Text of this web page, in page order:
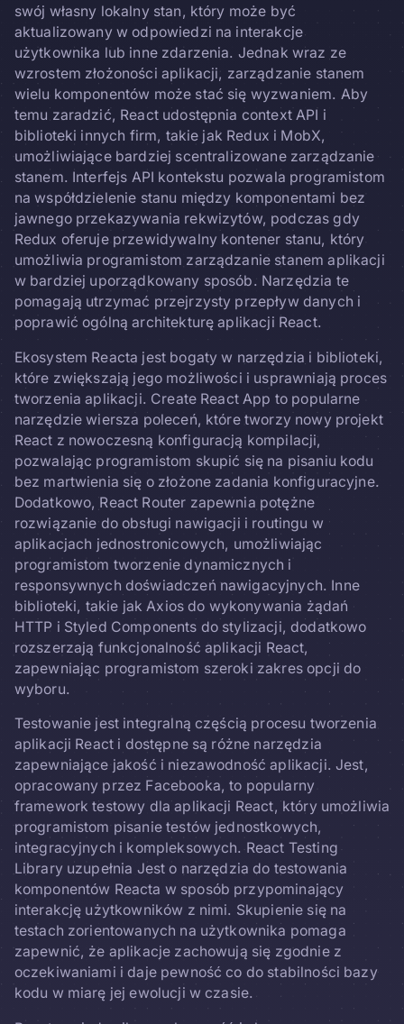
swój własny lokalny stan, który może być
aktualizowany w odpowiedzi na interakcje
użytkownika lub inne zdarzenia. Jednak wraz ze
wzrostem złożoności aplikacji, zarządzanie stanem
wielu komponentów może stać się wyzwaniem. Aby
temu zaradzić, React udostępnia context API i
biblioteki innych firm, takie jak Redux i MobX,
umożliwiające bardziej scentralizowane zarządzanie
stanem. Interfejs API kontekstu pozwala programistom
na współdzielenie stanu między komponentami bez
jawnego przekazywania rekwizytów, podczas gdy
Redux oferuje przewidywalny kontener stanu, który
umożliwia programistom zarządzanie stanem aplikacji
w bardziej uporządkowany sposób. Narzędzia te
pomagają utrzymać przejrzysty przepływ danych i
poprawić ogólną architekturę aplikacji React.
Ekosystem Reacta jest bogaty w narzędzia i biblioteki,
które zwiększają jego możliwości i usprawniają proces
tworzenia aplikacji. Create React App to popularne
narzędzie wiersza poleceń, które tworzy nowy projekt
React z nowoczesną konfiguracją kompilacji,
pozwalając programistom skupić się na pisaniu kodu
bez martwienia się o złożone zadania konfiguracyjne.
Dodatkowo, React Router zapewnia potężne
rozwiązanie do obsługi nawigacji i routingu w
aplikacjach jednostronicowych, umożliwiając
programistom tworzenie dynamicznych i
responsywnych doświadczeń nawigacyjnych. Inne
biblioteki, takie jak Axios do wykonywania żądań
HTTP i Styled Components do stylizacji, dodatkowo
rozszerzają funkcjonalność aplikacji React,
zapewniając programistom szeroki zakres opcji do
wyboru.
Testowanie jest integralną częścią procesu tworzenia
aplikacji React i dostępne są różne narzędzia
zapewniające jakość i niezawodność aplikacji. Jest,
opracowany przez Facebooka, to popularny
framework testowy dla aplikacji React, który umożliwia
programistom pisanie testów jednostkowych,
integracyjnych i kompleksowych. React Testing
Library uzupełnia Jest o narzędzia do testowania
komponentów Reacta w sposób przypominający
interakcję użytkowników z nimi. Skupienie się na
testach zorientowanych na użytkownika pomaga
zapewnić, że aplikacje zachowują się zgodnie z
oczekiwaniami i daje pewność co do stabilności bazy
kodu w miarę jej ewolucji w czasie.